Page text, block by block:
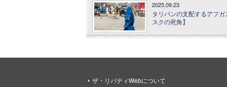
2025.09.23
タリバンの支配するアフ
スクの死角】
ザ・リバティWebについて